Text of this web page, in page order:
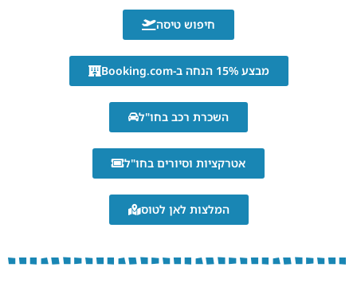
חיפוש טיסה
מבצע 15% הנחה ב-Booking.com
השכרת רכב בחו"ל
אטרקציות וסיורים בחו"ל
המלצות לאן לטוס